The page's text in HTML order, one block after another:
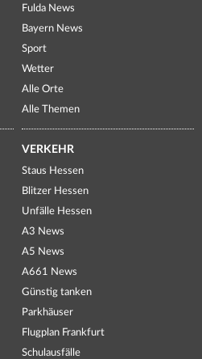
Fulda News
Bayern News
Sport
Wetter
Alle Orte
Alle Themen
VERKEHR
Staus Hessen
Blitzer Hessen
Unfälle Hessen
A3 News
A5 News
A661 News
Günstig tanken
Parkhäuser
Flugplan Frankfurt
Schulausfälle